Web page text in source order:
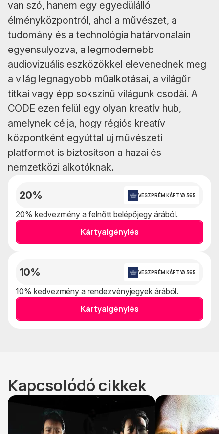
van szó, hanem egy egyedülálló
élményközpontról, ahol a művészet, a
tudomány és a technológia határvonalain
egyensúlyozva, a legmodernebb
audiovizuális eszközökkel elevenednek meg
a világ legnagyobb műalkotásai, a világűr
titkai vagy épp sokszínű világunk csodái. A
CODE ezen felül egy olyan kreatív hub,
amelynek célja, hogy régiós kreatív
központként egyúttal új művészeti
platformot is biztosítson a hazai és
nemzetközi alkotóknak.
20% VESZPRÉM KÁRTYA 365
20% kedvezmény a felnőtt belépőjegy árából.
Kártyaigénylés
10% VESZPRÉM KÁRTYA 365
10% kedvezmény a rendezvényjegyek árából.
Kártyaigénylés
Kapcsolódó cikkek